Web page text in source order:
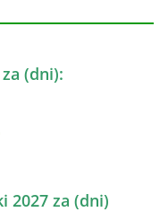
(dni):
2027 za (dni)